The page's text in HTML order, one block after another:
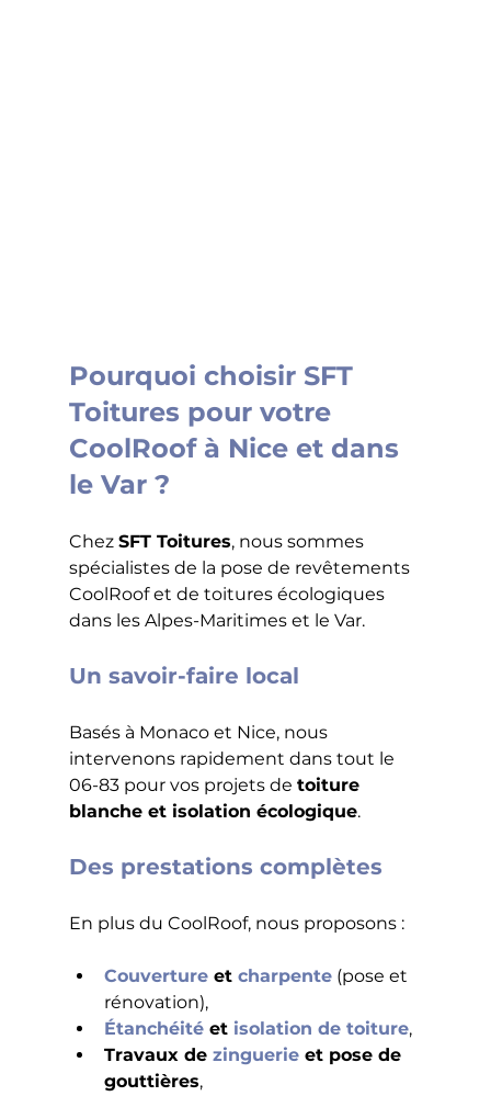
Pourquoi choisir SFT
Toitures pour votre
CoolRoof à Nice et dans
le Var ?
Chez SFT Toitures, nous sommes
spécialistes de la pose de revêtements
CoolRoof et de toitures écologiques
dans les Alpes-Maritimes et le Var.
Un savoir-faire local
Basés à Monaco et Nice, nous
intervenons rapidement dans tout le
06-83 pour vos projets de toiture
blanche et isolation écologique.
Des prestations complètes
En plus du CoolRoof, nous proposons :
Couverture et charpente (pose et
rénovation),
Étanchéité et isolation de toiture,
Travaux de zinguerie et pose de
gouttières,